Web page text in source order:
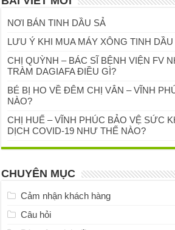
NƠI BÁN TINH DẦU SẢ
LƯU Ý KHI MUA MÁY XÔNG TINH DẦU
CHỊ QUỲNH – BÁC SĨ BỆNH VIỆN FV
TRÀM DAGIAFA ĐIỀU GÌ?
BÉ BỊ HO VỀ ĐÊM CHỊ VÂN – VĨNH
NÀO?
CHỊ HUẾ – VĨNH PHÚC BẢO VỆ SỨC
DỊCH COVID-19 NHƯ THẾ NÀO?
CHUYÊN MỤC
Cảm nhận khách hàng
Câu hỏi